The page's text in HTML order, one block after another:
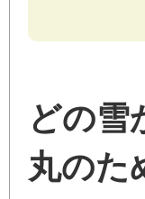
どの
丸のた